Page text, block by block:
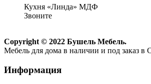
Кухня «Линда» МДФ
Звоните
Copyright © 2022 Бушель Мебель.
Мебель для дома в наличии и под заказ в
Информация